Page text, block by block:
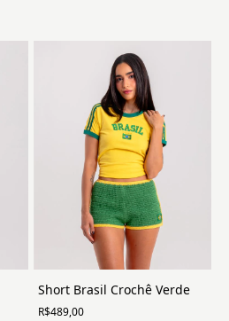
Short Brasil Crochê Verde
R$489,00